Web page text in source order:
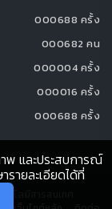
000688 ครั้ง
000682 คน
000004 ครั้ง
000016 ครั้ง
000688 ครั้ง
โลยีสารสนเทศ
พ และประสบการณ์
ายละเอียดได้ที่